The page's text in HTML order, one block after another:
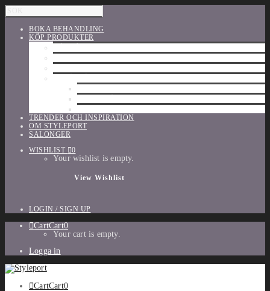
BOKA BEHANDLING
KÖP PRODUKTER
TRENDER OCH INSPIRATION
OM STYLEPORT
SALONGER
WISHLIST
0
Your wishlist is empty.
View Wishlist
LOGIN / SIGN UP
CartCart0
Your cart is empty.
Logga in
CartCart0